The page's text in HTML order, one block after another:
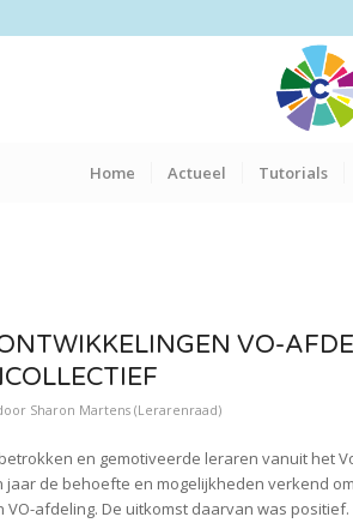
Home Actueel Tutorials
VO-
Sharon Martens (Lerarenraad)
en gemotiveerde leraren vanuit het
jaar de behoefte en mogelijkheden verkend
VO-afdeling. De uitkomst daarvan was positief.